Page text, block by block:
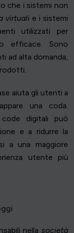
che i sistemi non
virtuali e i sistemi
utilizzati per
efficace. Sono
ad alta domanda,
aiuta gli utenti a
una coda.
digitali può
e a ridurre la
a una maggiore
utente più
nella società